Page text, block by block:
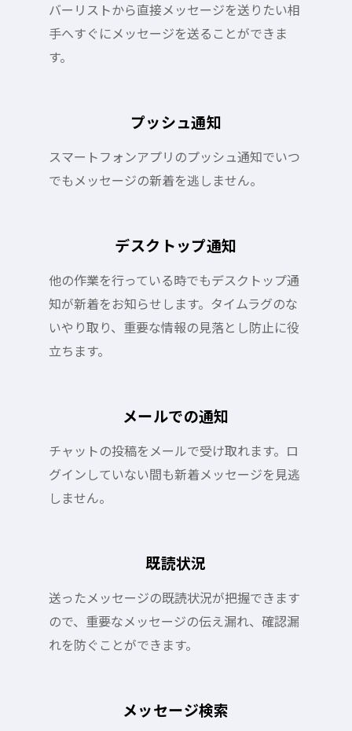
バーリストから直接メッセージを送りたい相
手へすぐにメッセージを送ることができま
す。
プッシュ通知
スマートフォンアプリのプッシュ通知でいつ
でもメッセージの新着を逃しません。
デスクトップ通知
他の作業を行っている時でもデスクトップ通
知が新着をお知らせします。タイムラグのな
いやり取り、重要な情報の見落とし防止に役
立ちます。
メールでの通知
チャットの投稿をメールで受け取れます。ロ
グインしていない間も新着メッセージを見逃
しません。
既読状況
送ったメッセージの既読状況が把握できます
ので、重要なメッセージの伝え漏れ、確認漏
れを防ぐことができます。
メッセージ検索